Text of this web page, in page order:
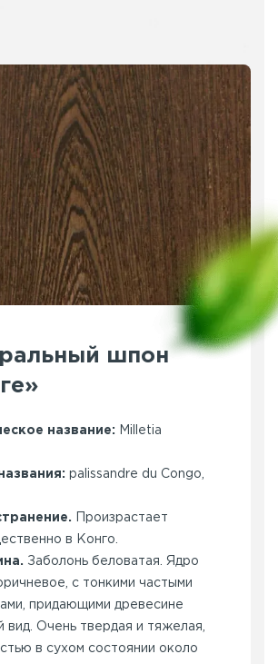
шпон
название: Milletia
palissandre du Congo,
Произрастает
в Конго.
Заболонь беловатая. Ядро
с тонкими частыми
придающими древесине
вид. Очень твердая и тяжелая,
в сухом состоянии около